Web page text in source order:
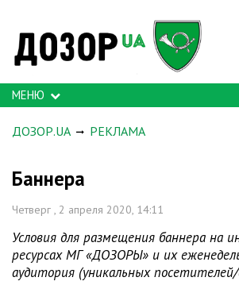
МЕНЮ
ДОЗОР.UA РЕКЛАМА
Баннера
Четверг , 2 апреля 2020, 14:11
Условия для размещения баннера на
ресурсах МГ «ДОЗОРЫ» и их
аудитория (уникальных